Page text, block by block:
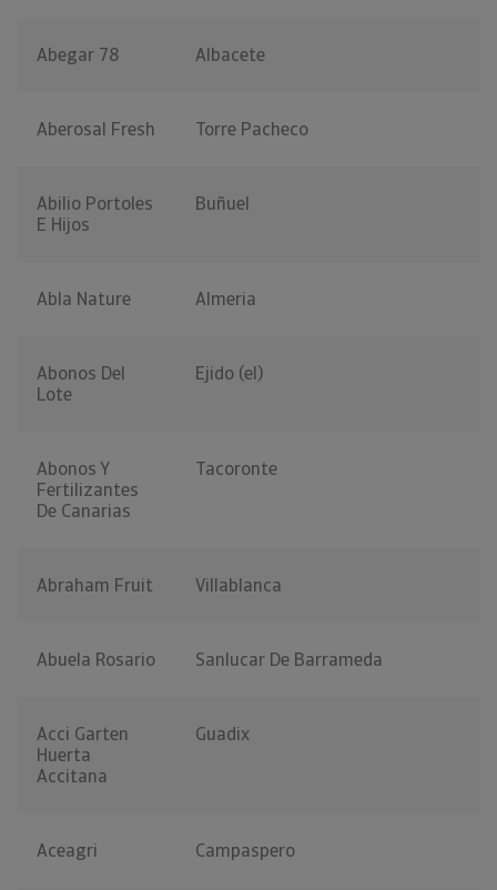
Abegar 78 Albacete
Aberosal Fresh Torre Pacheco
Abilio Portoles
E Hijos
Buñuel
Abla Nature Almeria
Abonos Del
Lote
Ejido (el)
Abonos Y
Fertilizantes
De Canarias
Tacoronte
Abraham Fruit Villablanca
Abuela Rosario Sanlucar De Barrameda
Acci Garten
Huerta
Accitana
Guadix
Aceagri Campaspero